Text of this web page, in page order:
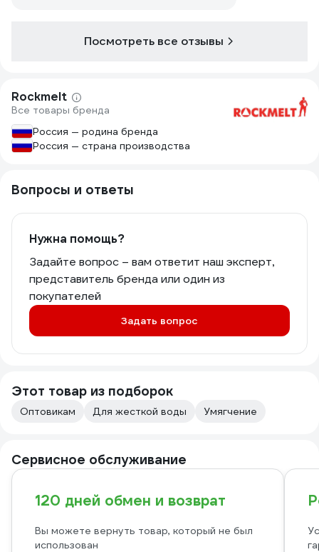
Посмотреть все отзывы
Rockmelt
Все товары бренда
Россия — родина бренда
Россия — страна производства
Вопросы и ответы
Нужна помощь?
Задайте вопрос – вам ответит наш эксперт,
представитель бренда или один из
покупателей
Задать вопрос
Этот товар из подборок
Оптовикам Для жесткой воды Умягчение
Сервисное обслуживание
120 дней обмен и возврат
Вы можете вернуть товар, который не был
использован